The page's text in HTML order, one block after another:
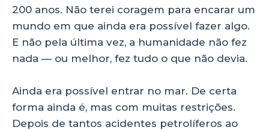
200 anos. Não terei coragem para encarar um
mundo em que ainda era possível fazer algo.
E não pela última vez, a humanidade não fez
nada — ou melhor, fez tudo o que não devia.
Ainda era possível entrar no mar. De certa
forma ainda é, mas com muitas restrições.
Depois de tantos acidentes petrolíferos ao